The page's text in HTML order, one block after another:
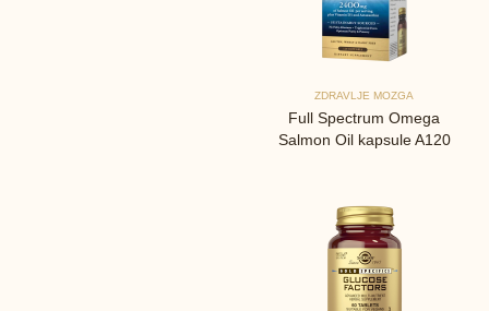
ZDRAVLJE MOZGA
Full Spectrum Omega
Salmon Oil kapsule A120